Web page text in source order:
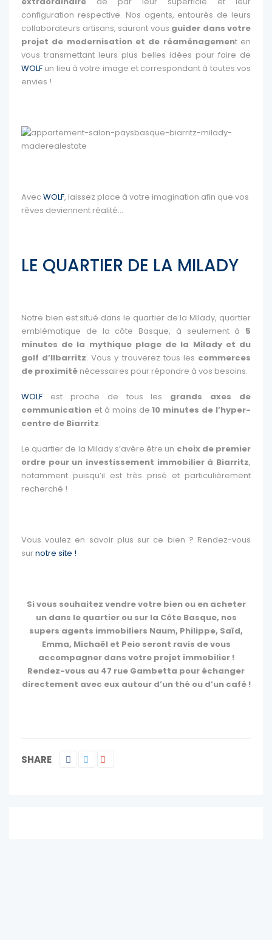
configuration respective. Nos agents, entourés de leurs
collaborateurs artisans, sauront vous guider dans votre
projet de modernisation et de réaménagement en
vous transmettant leurs plus belles idées pour faire de
WOLF un lieu à votre image et correspondant à toutes vos
envies !
Avec WOLF, laissez place à votre imagination afin que vos
rêves deviennent réalité…
LE QUARTIER DE LA MILADY
Notre bien est situé dans le quartier de la Milady, quartier
emblématique de la côte Basque, à seulement à 5
minutes de la mythique plage de la Milady et du
golf d’Ilbarritz. Vous y trouverez tous les commerces
de proximité nécessaires pour répondre à vos besoins.
WOLF est proche de tous les grands axes de
communication et à moins de10 minutes de l’hyper-
centre de Biarritz.
Le quartier de la Milady s’avère être un choix de premier
ordre pour un investissement immobilier à Biarritz,
notamment puisqu’il est très prisé et particulièrement
recherché !
Vous voulez en savoir plus sur ce bien ? Rendez-vous
surnotre site !
Si vous souhaitez vendre votre bien ou en acheter
un dans le quartier ou sur la Côte Basque, nos
supers agents immobiliers Naum, Philippe, Saïd,
Emma, Michaël et Peio seront ravis de vous
accompagner dans votre projet immobilier !
Rendez-vous au 47 rue Gambetta pour échanger
directement avec eux autour d’un thé ou d’un café !
SHARE